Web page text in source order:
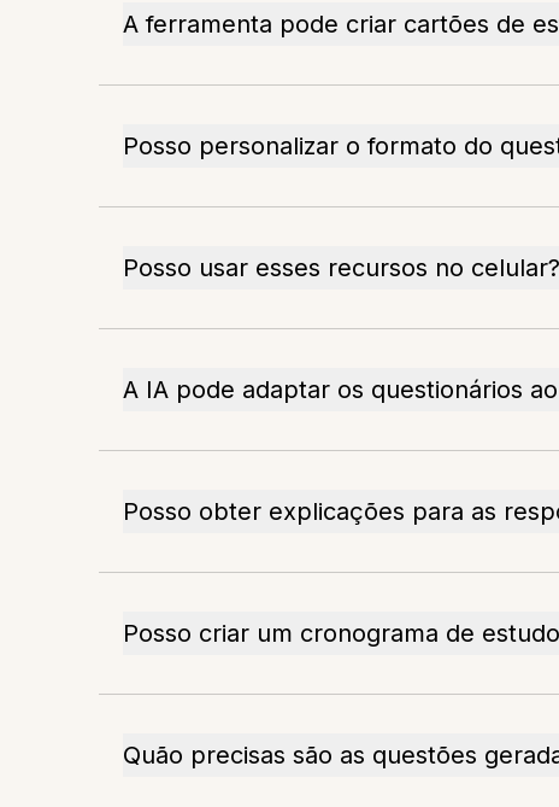
A ferramenta pode criar cartões de
Posso personalizar o formato do
Posso usar esses recursos no celular?
A IA pode adaptar os questionários
Posso obter explicações para as
Posso criar um cronograma de
Quão precisas são as questões